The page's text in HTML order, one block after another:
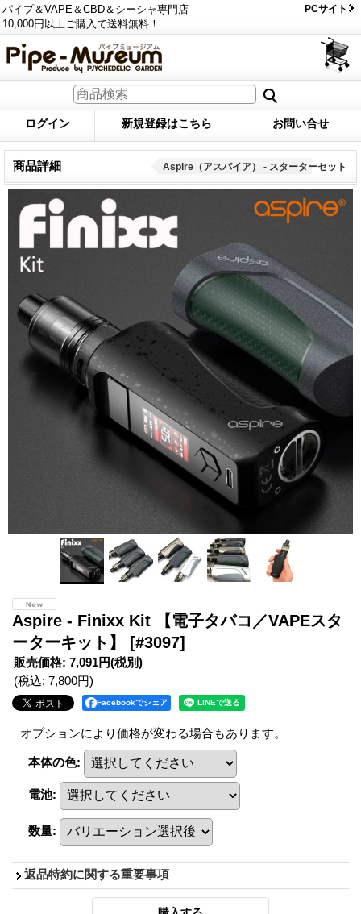
パイプ＆VAPE＆CBD＆シーシャ専門店
10,000円以上ご購入で送料無料！
PCサイト
ログイン 新規登録はこちら お問い合せ
商品詳細 Aspire（アスパイア） - スターターセット
Aspire - Finixx Kit 【電子タバコ／VAPEスタ
ーターキット】 [#3097]
販売価格: 7,091円(税別)
(税込: 7,800円)
Facebookでシェア
オプションにより価格が変わる場合もあります。
本体の色:
電池:
数量:
返品特約に関する重要事項